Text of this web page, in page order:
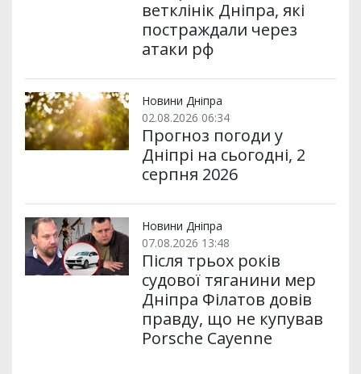
ветклінік Дніпра, які
постраждали через
атаки рф
Новини Дніпра
02.08.2026 06:34
Прогноз погоди у
Дніпрі на сьогодні, 2
серпня 2026
Новини Дніпра
07.08.2026 13:48
Після трьох років
судової тяганини мер
Дніпра Філатов довів
правду, що не купував
Porsche Cayenne